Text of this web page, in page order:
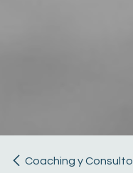
Coaching y